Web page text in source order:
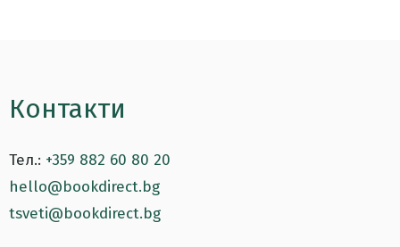
Контакти
Тел.: +359 882 60 80 20
hello@bookdirect.bg
tsveti@bookdirect.bg